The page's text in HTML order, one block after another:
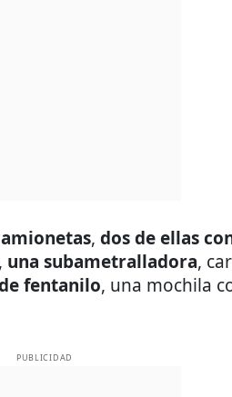
, dos de ellas
, una subametralladora,
fentanilo, una mochila
PUBLICIDAD